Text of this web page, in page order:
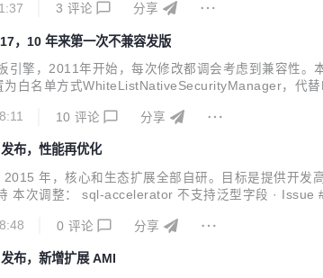
3 评论 分享
，10 年来第一次不兼容发版
引擎，2011年开始，每次修改都调会考虑到兼容性
为白名单方式WhiteListNativeSecurityManager，代
10 评论 分享
布，性能再优化
年，核心和生态扩展全部自研。目标是提供开
本次调整： sql-accelerator 不支持泛型字段 ·
0 评论 分享
布，新增扩展 AMI